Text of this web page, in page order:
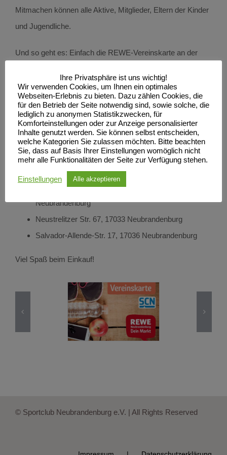
Mitmachen können alle Aktive, Mitglieder, Eltern der Kinder
und Jugendliche.
Und so geht es: Einfach die REWE-Vereinskarte an der
Erfassung! Die Karte sind ab sofort bis zum 30.05.2025
gültig. Die Ausgabe erfolgt über die Abteilungen.
Und hier können alle Mitglieder die REWE-Vereinskarte ab
sofort einsetzen:
Straußstr. 12, 17034 Neubrandenburg
Ludwig-van-Beethoven-Ring 6, 17033
Neubrandenburg
Neustrelitzer Str. 67, 17033 Neubrandenburg
Salvador-Allende-Str. 17, 17036 Neubrandenburg
Viel Spaß beim Einkauf!
© Sportclub Neubrandenburg e.V. | All Rights Reserved
Ihre Privatsphäre ist uns wichtig!
Wir verwenden Cookies, um Ihnen ein optimales
Webseiten-Erlebnis zu bieten. Dazu zählen Cookies, die
für den Betrieb der Seite notwendig sind, sowie solche, die
lediglich zu anonymen Statistikzwecken, für
Komforteinstellungen oder zur Anzeige personalisierter
Inhalte genutzt werden. Sie können selbst entscheiden,
welche Kategorien Sie zulassen möchten. Bitte beachten
Sie, dass auf Basis Ihrer Einstellungen womöglich nicht
mehr alle Funktionalitäten der Seite zur Verfügung stehen.
Einstellungen Alle akzeptieren